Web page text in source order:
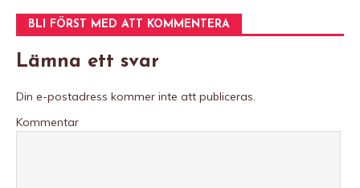
BLI FÖRST MED ATT KOMMENTERA
Lämna ett svar
Din e-postadress kommer inte att publiceras.
Kommentar